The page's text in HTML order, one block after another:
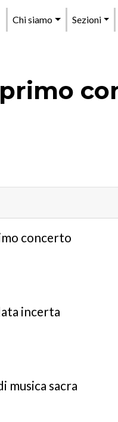
Menu
principale
Chi siamo Sezioni
concerto
incerta
musica sacra